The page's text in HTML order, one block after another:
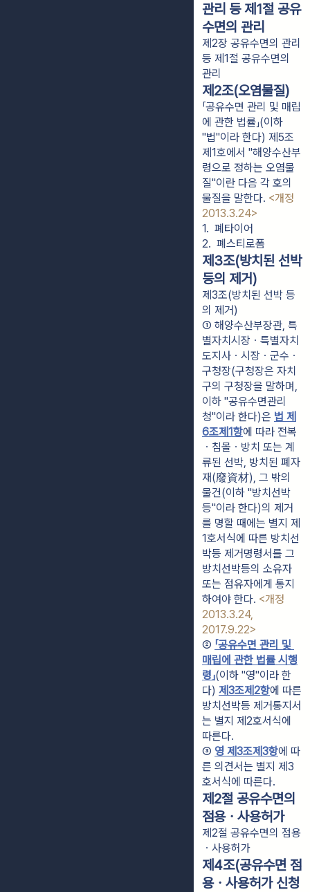
관리 등 제1절 공유
수면의 관리
제2장 공유수면의 관리
등 제1절 공유수면의
관리
제2조(오염물질)
「공유수면 관리 및 매립
에 관한 법률」(이하
"법"이라 한다) 제5조
제1호에서 "해양수산부
령으로 정하는 오염물
질"이란 다음 각 호의
물질을 말한다. <개정
2013.3.24>
1.  폐타이어
2.  폐스티로폼
제3조(방치된 선박
등의 제거)
제3조(방치된 선박 등
의 제거)
① 해양수산부장관, 특
별자치시장ㆍ특별자치
도지사ㆍ시장ㆍ군수ㆍ
구청장(구청장은 자치
구의 구청장을 말하며,
이하 "공유수면관리
청"이라 한다)은 법 제
6조제1항에 따라 전복
ㆍ침몰ㆍ방치 또는 계
류된 선박, 방치된 폐자
재(廢資材), 그 밖의
물건(이하 "방치선박
등"이라 한다)의 제거
를 명할 때에는 별지 제
1호서식에 따른 방치선
박등 제거명령서를 그
방치선박등의 소유자
또는 점유자에게 통지
하여야 한다. <개정
2013.3.24,
2017.9.22>
② 「공유수면 관리 및
매립에 관한 법률 시행
령」(이하 "영"이라 한
다) 제3조제2항에 따른
방치선박등 제거통지서
는 별지 제2호서식에
따른다.
③ 영 제3조제3항에 따
른 의견서는 별지 제3
호서식에 따른다.
제2절 공유수면의
점용ㆍ사용허가
제2절 공유수면의 점용
ㆍ사용허가
제4조(공유수면 점
용ㆍ사용허가 신청